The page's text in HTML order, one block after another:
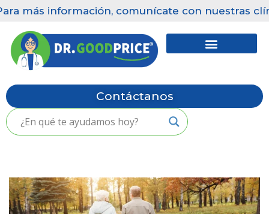
Saltar
al
contenido
más información, comunícate con nuestras
Contáctanos